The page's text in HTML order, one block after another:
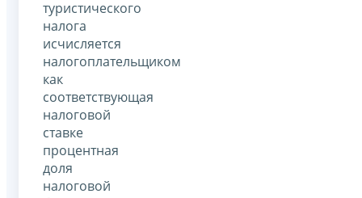
туристического
налога
исчисляется
налогоплательщиком
как
соответствующая
налоговой
ставке
процентная
доля
налоговой